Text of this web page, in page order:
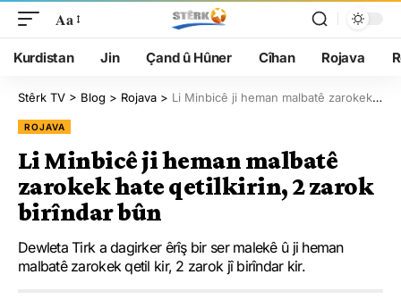
Aa
Kurdistan Jin Çand û Hûner Cîhan Rojava
Stêrk TV > Blog > Rojava > Li Minbicê ji heman malbatê zarokek hate qetilkirin, 2 zarok birîndar bûn
ROJAVA
Li Minbicê ji heman malbatê
zarokek hate qetilkirin, 2 zarok
birîndar bûn
Dewleta Tirk a dagirker êrîş bir ser malekê û ji heman
malbatê zarokek qetil kir, 2 zarok jî birîndar kir.